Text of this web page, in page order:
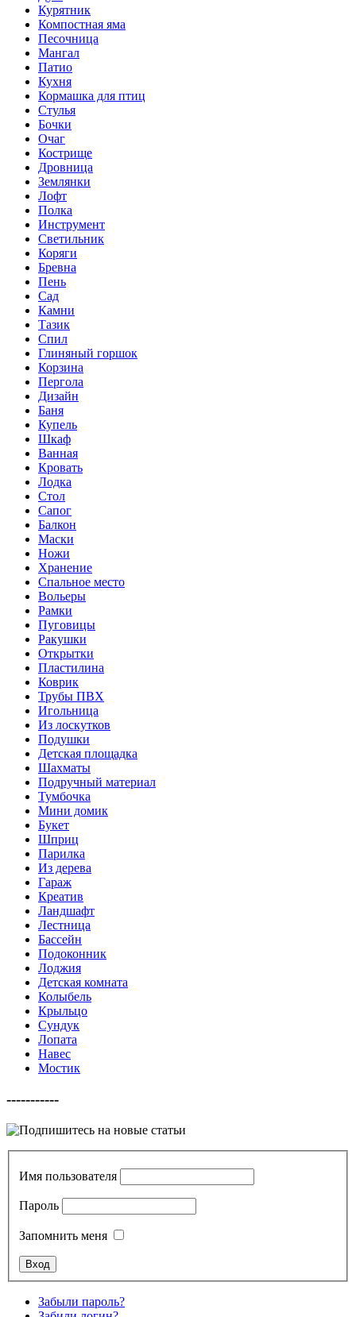
Курятник
Компостная яма
Песочница
Мангал
Патио
Кухня
Кормашка для птиц
Стулья
Бочки
Очаг
Кострище
Дровница
Землянки
Лофт
Полка
Инструмент
Светильник
Коряги
Бревна
Пень
Сад
Камни
Тазик
Спил
Глиняный горшок
Корзина
Пергола
Дизайн
Баня
Купель
Шкаф
Ванная
Кровать
Лодка
Стол
Сапог
Балкон
Маски
Ножи
Хранение
Спальное место
Вольеры
Рамки
Пуговицы
Ракушки
Открытки
Пластилина
Коврик
Трубы ПВХ
Игольница
Из лоскутков
Подушки
Детская площадка
Шахматы
Подручный материал
Тумбочка
Мини домик
Букет
Шприц
Парилка
Из дерева
Гараж
Креатив
Ландшафт
Лестница
Бассейн
Подоконник
Лоджия
Детская комната
Колыбель
Крыльцо
Сундук
Лопата
Навес
Мостик
-----------
Имя пользователя
Пароль
Запомнить меня
Забыли пароль?